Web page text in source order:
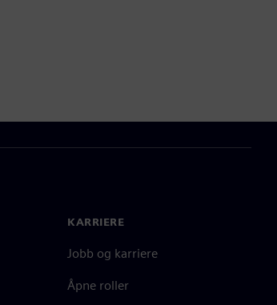
KARRIERE
Jobb og karriere
Åpne roller